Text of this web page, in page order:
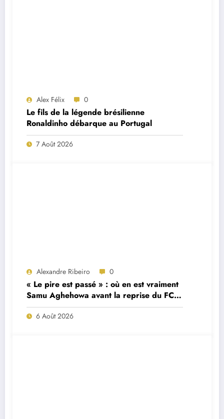
Alex Félix 0
Le fils de la légende brésilienne
Ronaldinho débarque au Portugal
7 Août 2026
Alexandre Ribeiro 0
« Le pire est passé » : où en est vraiment
Samu Aghehowa avant la reprise du FC
Porto ?
6 Août 2026